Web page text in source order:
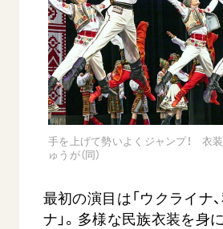
手を上げて勢いよくジャンプ！ 衣
ゅうが（同）
最初の演目は「ウクライナ
ナ」。多様な民族衣装を身